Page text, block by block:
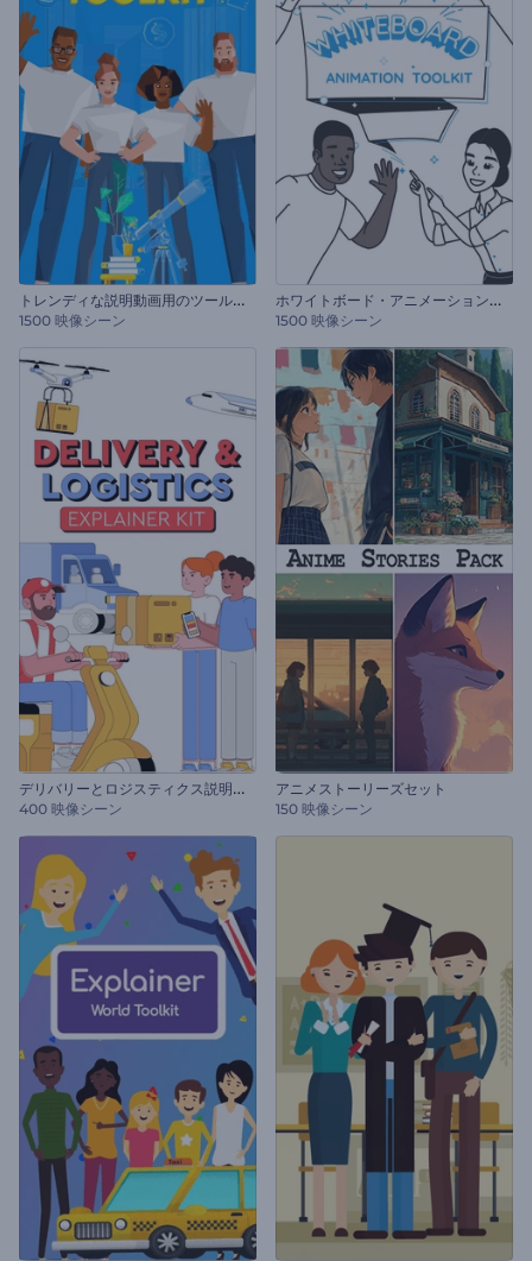
ト
レンディな説明動画用のツールキット
1500 映像シーン
ホ
ワイトボード・アニメーションのツールキット
1500 映像シーン
デ
リバリーとロジスティクス説明セット
400 映像シーン
アニメストーリーズセット
150 映像シーン